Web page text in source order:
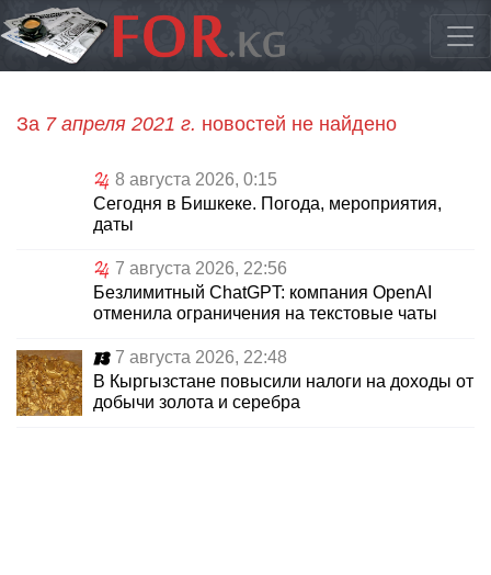
За 7 апреля 2021 г. новостей не найдено
8 августа 2026, 0:15
Сегодня в Бишкеке. Погода, мероприятия,
даты
7 августа 2026, 22:56
Безлимитный ChatGPT: компания OpenAI
отменила ограничения на текстовые чаты
7 августа 2026, 22:48
В Кыргызстане повысили налоги на доходы от
добычи золота и серебра